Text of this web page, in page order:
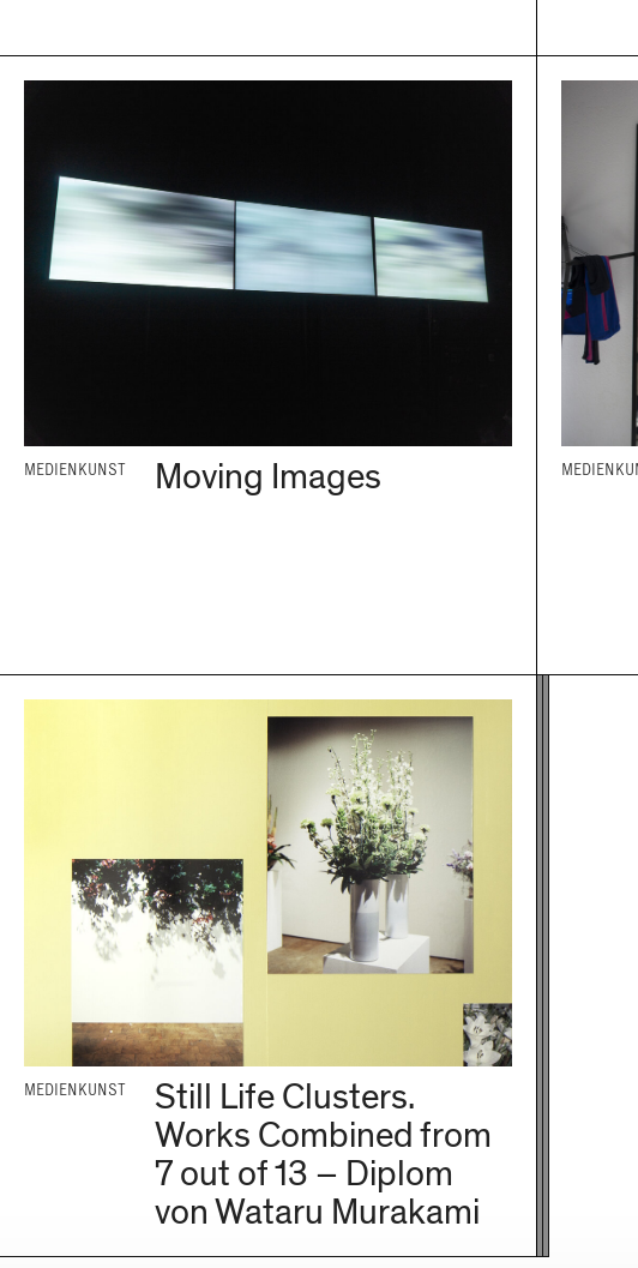
MEDIENKUNST Moving Images
MEDIENKUNST
Still Life Clusters.
Works Combined from
7 out of 13 – Diplom
von Wataru Murakami